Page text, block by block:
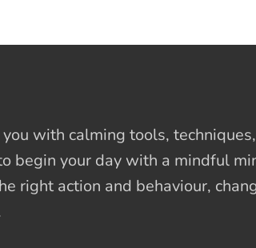
with calming tools,
begin your day with a mindful
right action and behaviour,